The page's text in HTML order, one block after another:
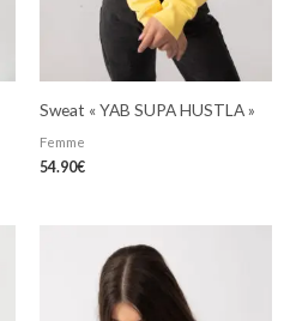
Sweat « YAB SUPA HUSTLA »
Femme
54.90€